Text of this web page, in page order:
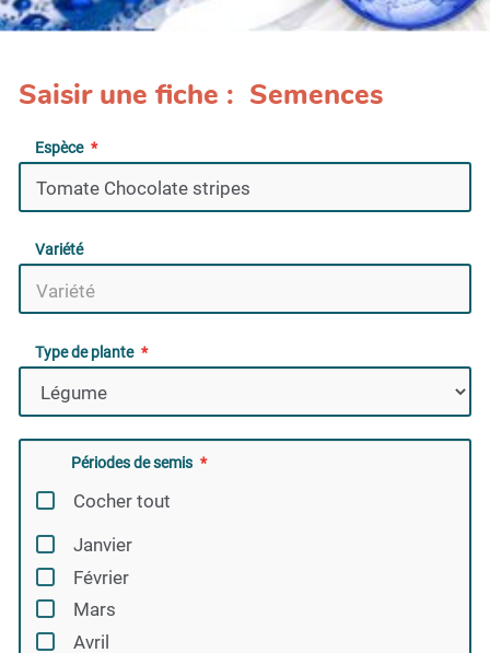
Saisir une fiche : Semences
Espèce
Variété
Type de plante
Périodes de semis
Cocher tout
Janvier
Février
Mars
Avril